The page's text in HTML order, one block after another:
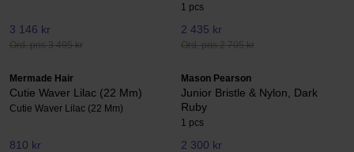
3 146 kr
Ord. pris 3 495 kr
1 pcs
2 435 kr
Ord. pris 2 705 kr
Mermade Hair
Cutie Waver Lilac (22 Mm)
Cutie Waver Lilac (22 Mm)
810 kr
Mason Pearson
Junior Bristle & Nylon, Dark
Ruby
1 pcs
2 300 kr